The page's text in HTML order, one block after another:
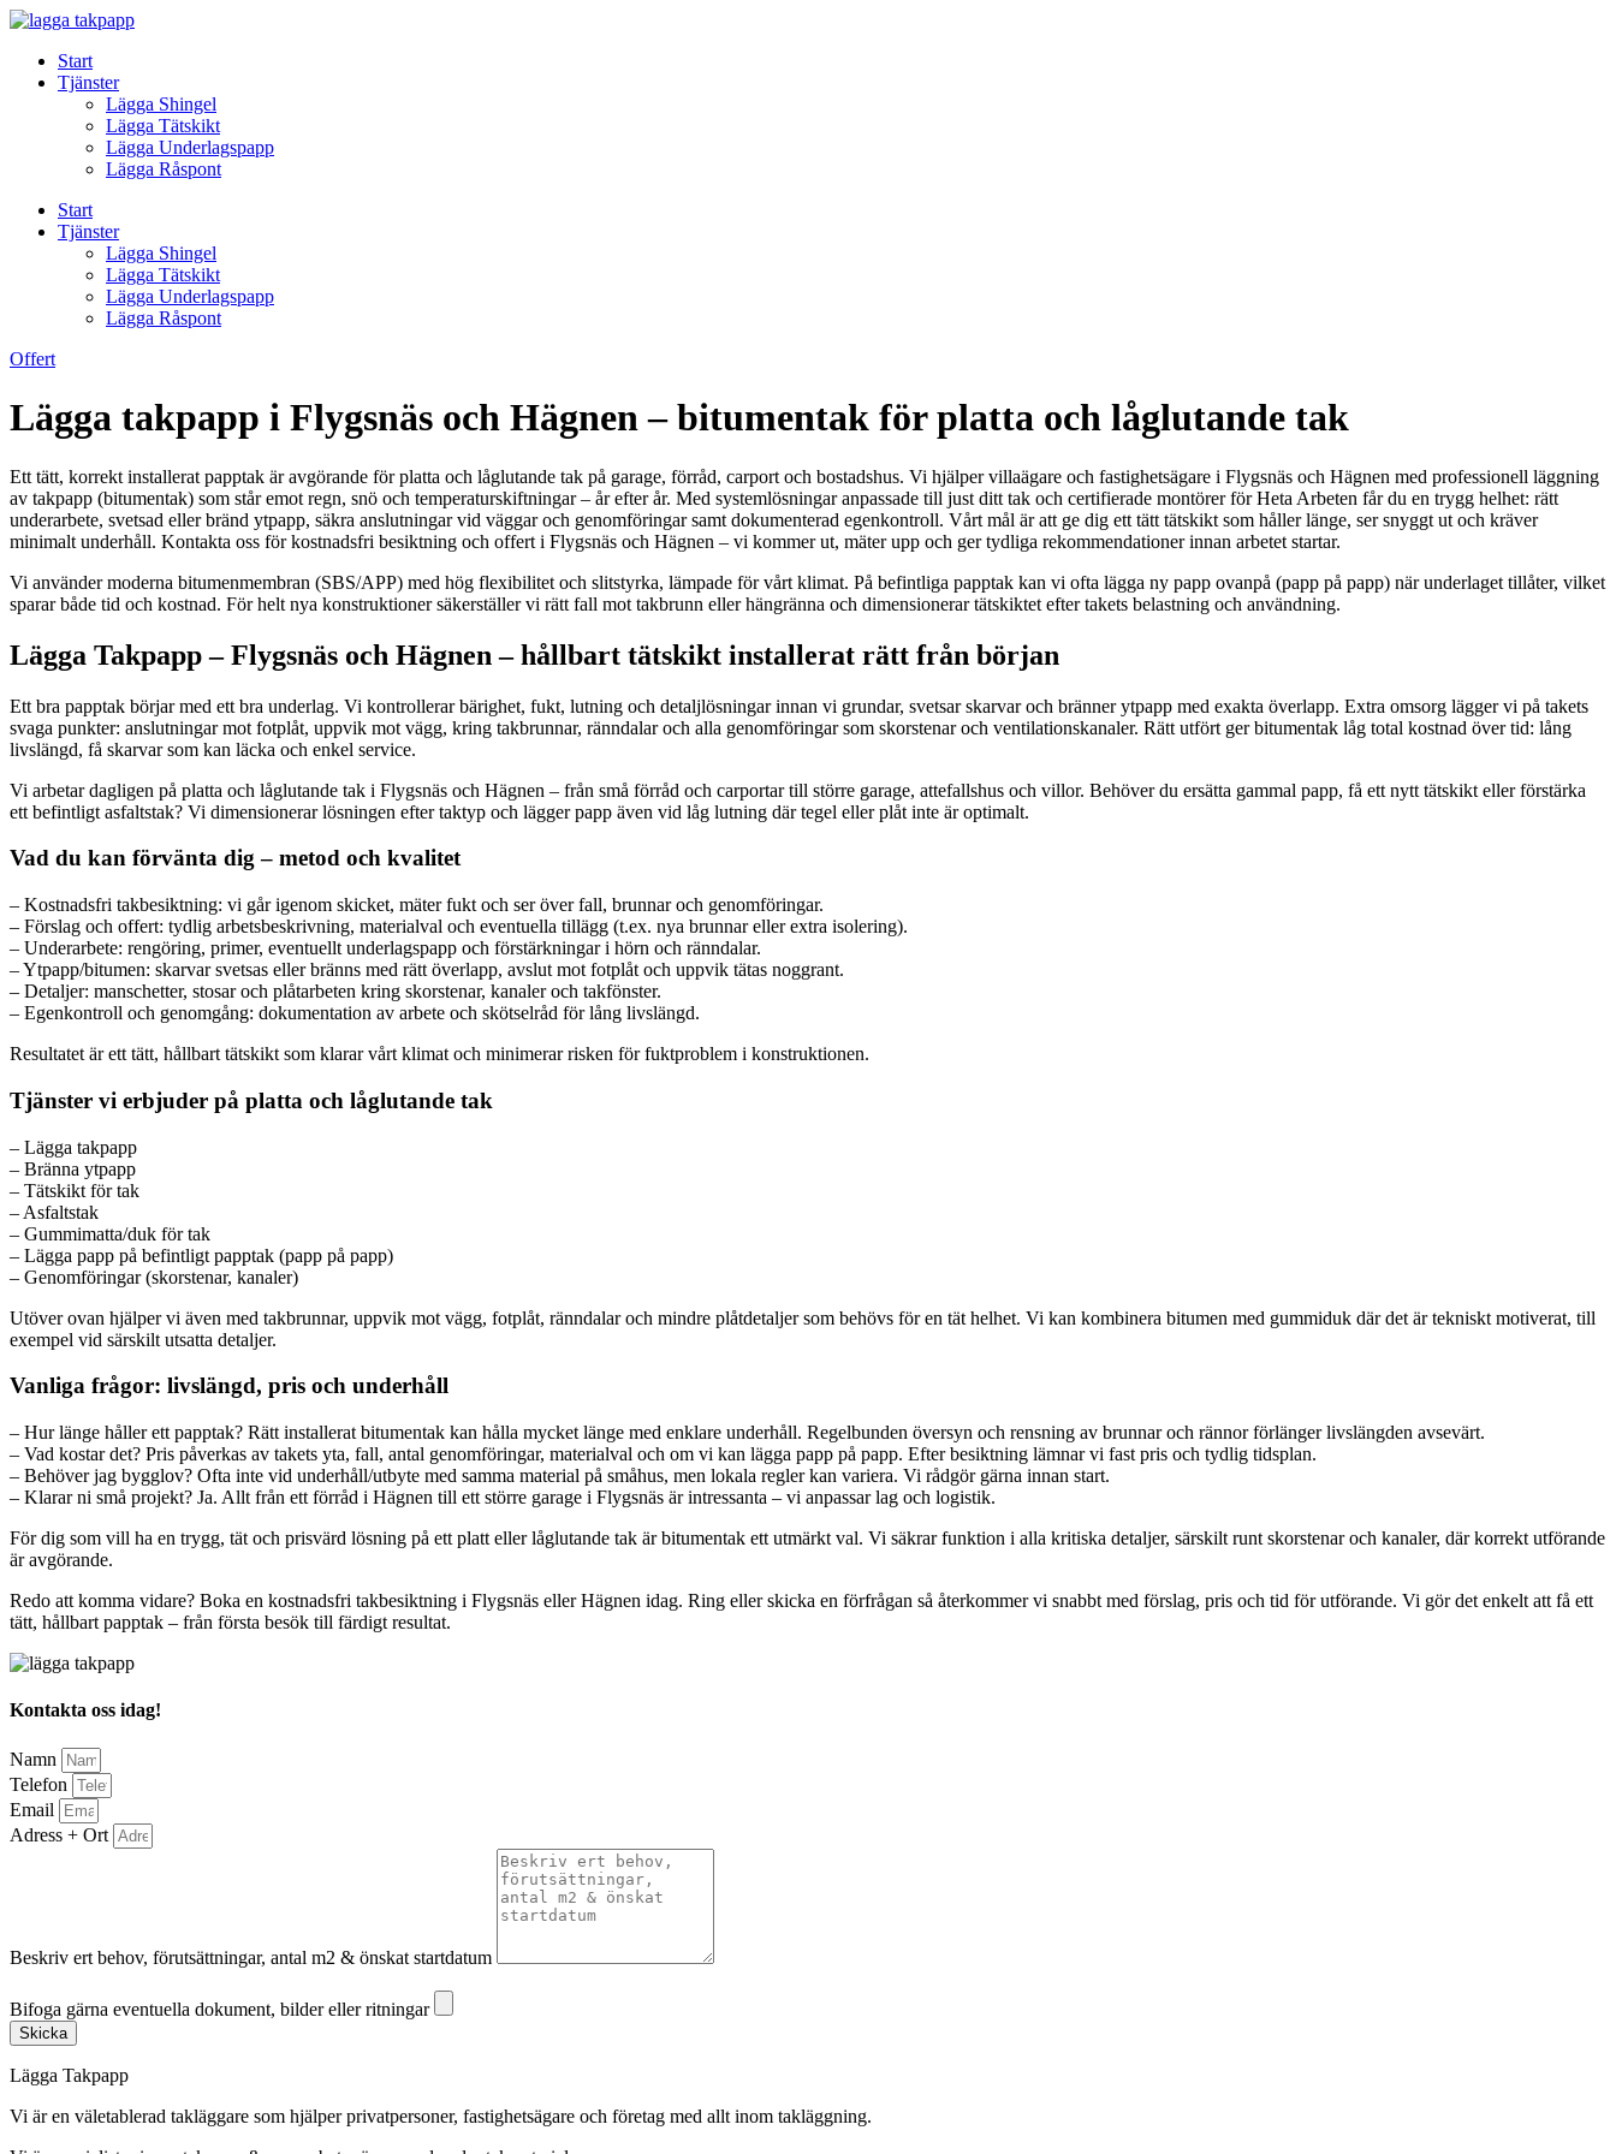
Skip
contentStart
Tjänster
Lägga Shingel
Lägga Tätskikt
Lägga Underlagspapp
Lägga Råspont
Start
Tjänster
Lägga Shingel
Lägga Tätskikt
Lägga Underlagspapp
Lägga Råspont
Offert
Lägga takpapp i Flygsnäs och Hägnen – bitumentak för platta och låglutande tak
Ett tätt, korrekt installerat papptak är avgörande för platta och låglutande tak på garage, förråd, carport och bostadshus. Vi hjälper villaägare och fastighetsägare i Flygsnäs och Hägnen med professionell läggning
av takpapp (bitumentak) som står emot regn, snö och temperaturskiftningar – år efter år. Med systemlösningar anpassade till just ditt tak och certifierade montörer för Heta Arbeten får du en trygg helhet: rätt
underarbete, svetsad eller bränd ytpapp, säkra anslutningar vid väggar och genomföringar samt dokumenterad egenkontroll. Vårt mål är att ge dig ett tätt tätskikt som håller länge, ser snyggt ut och kräver
minimalt underhåll. Kontakta oss för kostnadsfri besiktning och offert i Flygsnäs och Hägnen – vi kommer ut, mäter upp och ger tydliga rekommendationer innan arbetet startar.
Vi använder moderna bitumenmembran (SBS/APP) med hög flexibilitet och slitstyrka, lämpade för vårt klimat. På befintliga papptak kan vi ofta lägga ny papp ovanpå (papp på papp) när underlaget tillåter, vilket
sparar både tid och kostnad. För helt nya konstruktioner säkerställer vi rätt fall mot takbrunn eller hängränna och dimensionerar tätskiktet efter takets belastning och användning.
Lägga Takpapp – Flygsnäs och Hägnen – hållbart tätskikt installerat rätt från början
Ett bra papptak börjar med ett bra underlag. Vi kontrollerar bärighet, fukt, lutning och detaljlösningar innan vi grundar, svetsar skarvar och bränner ytpapp med exakta överlapp. Extra omsorg lägger vi på takets
svaga punkter: anslutningar mot fotplåt, uppvik mot vägg, kring takbrunnar, ränndalar och alla genomföringar som skorstenar och ventilationskanaler. Rätt utfört ger bitumentak låg total kostnad över tid: lång
livslängd, få skarvar som kan läcka och enkel service.
Vi arbetar dagligen på platta och låglutande tak i Flygsnäs och Hägnen – från små förråd och carportar till större garage, attefallshus och villor. Behöver du ersätta gammal papp, få ett nytt tätskikt eller förstärka
ett befintligt asfaltstak? Vi dimensionerar lösningen efter taktyp och lägger papp även vid låg lutning där tegel eller plåt inte är optimalt.
Vad du kan förvänta dig – metod och kvalitet
– Kostnadsfri takbesiktning: vi går igenom skicket, mäter fukt och ser över fall, brunnar och genomföringar.
– Förslag och offert: tydlig arbetsbeskrivning, materialval och eventuella tillägg (t.ex. nya brunnar eller extra isolering).
– Underarbete: rengöring, primer, eventuellt underlagspapp och förstärkningar i hörn och ränndalar.
– Ytpapp/bitumen: skarvar svetsas eller bränns med rätt överlapp, avslut mot fotplåt och uppvik tätas noggrant.
– Detaljer: manschetter, stosar och plåtarbeten kring skorstenar, kanaler och takfönster.
– Egenkontroll och genomgång: dokumentation av arbete och skötselråd för lång livslängd.
Resultatet är ett tätt, hållbart tätskikt som klarar vårt klimat och minimerar risken för fuktproblem i konstruktionen.
Tjänster vi erbjuder på platta och låglutande tak
– Lägga takpapp
– Bränna ytpapp
– Tätskikt för tak
– Asfaltstak
– Gummimatta/duk för tak
– Lägga papp på befintligt papptak (papp på papp)
– Genomföringar (skorstenar, kanaler)
Utöver ovan hjälper vi även med takbrunnar, uppvik mot vägg, fotplåt, ränndalar och mindre plåtdetaljer som behövs för en tät helhet. Vi kan kombinera bitumen med gummiduk där det är tekniskt motiverat, till
exempel vid särskilt utsatta detaljer.
Vanliga frågor: livslängd, pris och underhåll
– Hur länge håller ett papptak? Rätt installerat bitumentak kan hålla mycket länge med enklare underhåll. Regelbunden översyn och rensning av brunnar och rännor förlänger livslängden avsevärt.
– Vad kostar det? Pris påverkas av takets yta, fall, antal genomföringar, materialval och om vi kan lägga papp på papp. Efter besiktning lämnar vi fast pris och tydlig tidsplan.
– Behöver jag bygglov? Ofta inte vid underhåll/utbyte med samma material på småhus, men lokala regler kan variera. Vi rådgör gärna innan start.
– Klarar ni små projekt? Ja. Allt från ett förråd i Hägnen till ett större garage i Flygsnäs är intressanta – vi anpassar lag och logistik.
För dig som vill ha en trygg, tät och prisvärd lösning på ett platt eller låglutande tak är bitumentak ett utmärkt val. Vi säkrar funktion i alla kritiska detaljer, särskilt runt skorstenar och kanaler, där korrekt utförande
är avgörande.
Redo att komma vidare? Boka en kostnadsfri takbesiktning i Flygsnäs eller Hägnen idag. Ring eller skicka en förfrågan så återkommer vi snabbt med förslag, pris och tid för utförande. Vi gör det enkelt att få ett
tätt, hållbart papptak – från första besök till färdigt resultat.
Kontakta oss idag!
Namn
Telefon
Email
Adress + Ort
Beskriv ert behov, förutsättningar, antal m2 & önskat startdatum
Bifoga gärna eventuella dokument, bilder eller ritningar
Skicka
Lägga Takpapp
Vi är en väletablerad takläggare som hjälper privatpersoner, fastighetsägare och företag med allt inom takläggning.